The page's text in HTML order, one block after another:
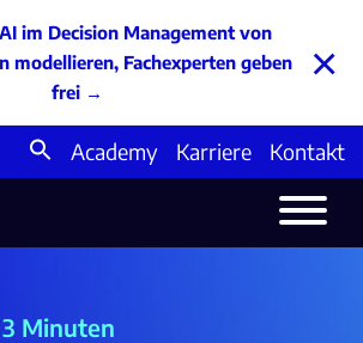
im Decision Management von
modellieren, Fachexperten geben
frei→
×
Search
for:
Academy Karriere Kontakt
3 Minuten